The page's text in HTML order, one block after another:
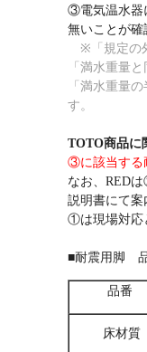
③電気温水器
無いことが確
※「規定の
「満水重量
「満水重量
す。
TOTO商品に
③に該当する
なお、RED
説明書にて案
①は現場対応
■耐震用脚
品番
床材質